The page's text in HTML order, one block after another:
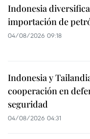
Indonesia
importación de
04/08/2026 09:18
Indonesia y
cooperación en
seguridad
04/08/2026 04:31